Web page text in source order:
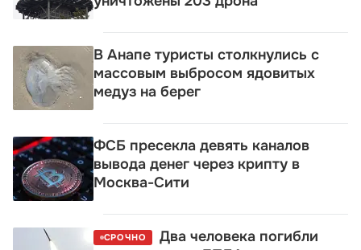
В Анапе туристы столкнулись с
массовым выбросом ядовитых
медуз на берег
ФСБ пресекла девять каналов
вывода денег через крипту в
Москва-Сити
СРОЧНО
Два человека погибли